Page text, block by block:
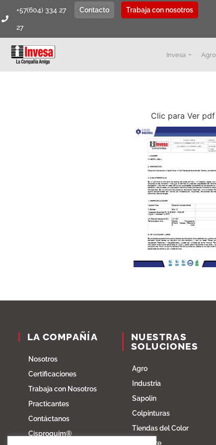
+57(604) 334 27
27
Contacto Trabaja con nosotros
Invesa Agro
Clic para Ver pdf
LA COMPAÑÍA
Nosotros
Certificaciones
Trabaja con Nosotros
Practicantes
Contáctanos
Cisproquim®
NUESTRAS
SOLUCIONES
Agro
Industria
Sapolin
Colpinturas
Tiendas del Color
Fibratore